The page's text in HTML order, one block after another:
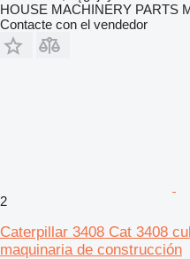
HOUSE MACHINERY PARTS
Contacte con el vendedor
2
Caterpillar 3408 Cat 3408
maquinaria de construcción